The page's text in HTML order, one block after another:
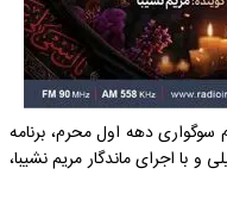
سوگواری دهه اول محرم، برنامه
و با اجرای ماندگار مریم نشیبا،